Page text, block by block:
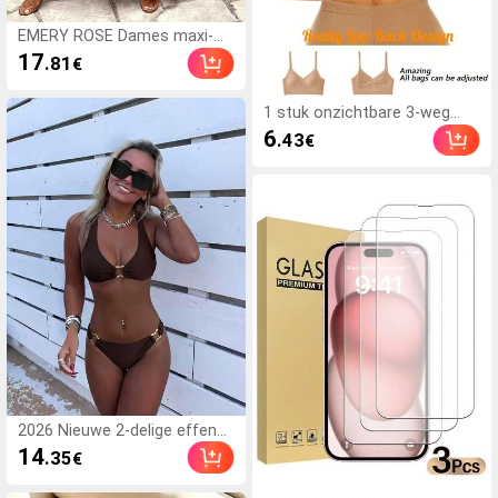
EMERY ROSE Dames maxi-
slipjurk met luipaardprint,
elegant voor dagelijks gebruik
17.81 €
2026 Nieuwe 2-delige effen
kleur elegante sexy
damesbikini set, geschikt
14.35€
1 stuk onzichtbare 3-weg
omkeerbare damesbh zonder
rug voor de zomer, bruiloft
6.43€